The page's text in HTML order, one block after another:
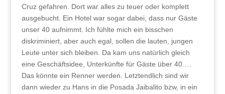
Cruz gefahren. Dort war alles zu teuer oder komplett
ausgebucht. Ein Hotel war sogar dabei, dass nur Gäste
unser 40 aufnimmt. Ich fühlte mich ein bisschen
diskriminiert, aber auch egal, sollen die lauten, jungen
Leute unter sich bleiben. Da kam uns natürlich gleich
eine Geschäftsidee, Unterkünfte für Gäste über 40….
Das könnte ein Renner werden. Letztendlich sind wir
dann wieder zu Hans in die Posada Jaibalito bzw, in ein